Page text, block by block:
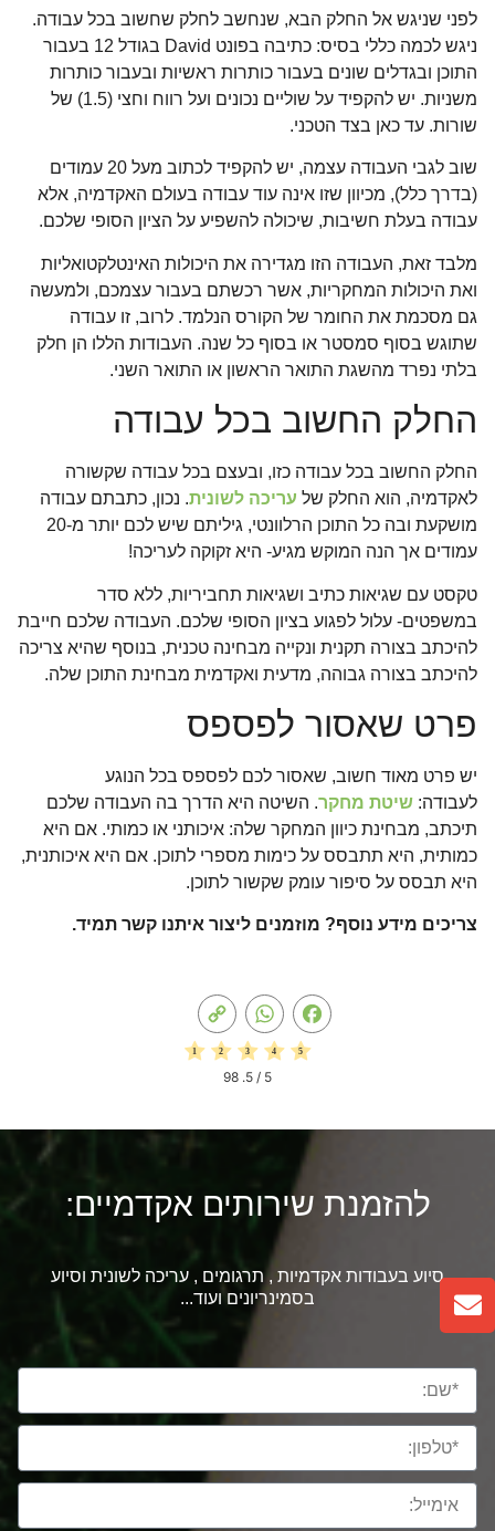
לפני שניגש אל החלק הבא, שנחשב לחלק שחשוב בכל עבודה.
ניגש לכמה כללי בסיס: כתיבה בפונט David בגודל 12 בעבור
התוכן ובגדלים שונים בעבור כותרות ראשיות ובעבור כותרות
משניות. יש להקפיד על שוליים נכונים ועל רווח וחצי (1.5) של
שורות. עד כאן בצד הטכני.
שוב לגבי העבודה עצמה, יש להקפיד לכתוב מעל 20 עמודים
(בדרך כלל), מכיוון שזו אינה עוד עבודה בעולם האקדמיה, אלא
עבודה בעלת חשיבות, שיכולה להשפיע על הציון הסופי שלכם.
מלבד זאת, העבודה הזו מגדירה את היכולות האינטלקטואליות
ואת היכולות המחקריות, אשר רכשתם בעבור עצמכם, ולמעשה
גם מסכמת את החומר של הקורס הנלמד. לרוב, זו עבודה
שתוגש בסוף סמסטר או בסוף כל שנה. העבודות הללו הן חלק
בלתי נפרד מהשגת התואר הראשון או התואר השני.
החלק החשוב בכל עבודה
החלק החשוב בכל עבודה כזו, ובעצם בכל עבודה שקשורה
לאקדמיה, הוא החלק של עריכה לשונית. נכון, כתבתם עבודה
מושקעת ובה כל התוכן הרלוונטי, גיליתם שיש לכם יותר מ-20
עמודים אך הנה המוקש מגיע- היא זקוקה לעריכה!
טקסט עם שגיאות כתיב ושגיאות תחביריות, ללא סדר
במשפטים- עלול לפגוע בציון הסופי שלכם. העבודה שלכם חייבת
להיכתב בצורה תקנית ונקייה מבחינה טכנית, בנוסף שהיא צריכה
להיכתב בצורה גבוהה, מדעית ואקדמית מבחינת התוכן שלה.
פרט שאסור לפספס
יש פרט מאוד חשוב, שאסור לכם לפספס בכל הנוגע
לעבודה: שיטת מחקר. השיטה היא הדרך בה העבודה שלכם
תיכתב, מבחינת כיוון המחקר שלה: איכותני או כמותי. אם היא
כמותית, היא תתבסס על כימות מספרי לתוכן. אם היא איכותנית,
היא תבסס על סיפור עומק שקשור לתוכן.
צריכים מידע נוסף? מוזמנים ליצור איתנו קשר תמיד.
Facebook
WhatsApp
5
/ 5.
98
להזמנת שירותים אקדמיים:
סיוע בעבודות אקדמיות , תרגומים , עריכה לשונית וסיוע
בסמינריונים ועוד...